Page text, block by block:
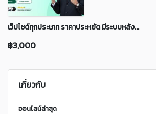
เว็ปไซต์ทุกประเภท ราคาประหยัด มีระบบหลัง...
฿3,000
เกี่ยวกับ
ออนไลน์ล่าสุด